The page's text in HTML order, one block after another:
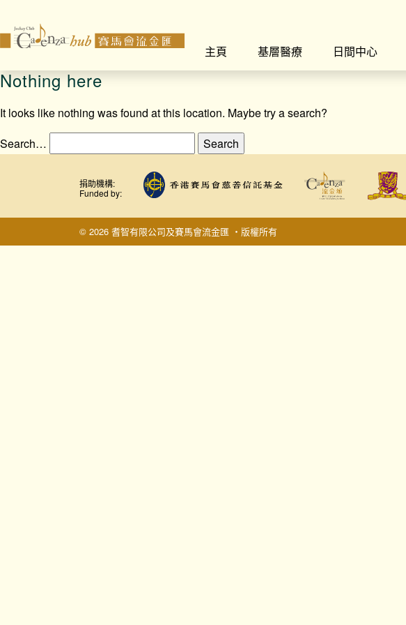
主頁
基層醫療 日間中心
Nothing here
It looks like nothing was found at this location. Maybe try a search?
Search…
捐助機構:
Funded by:
© 2026 耆智有限公司及賽馬會流金匯 ‧版權所有